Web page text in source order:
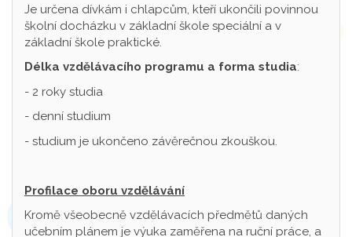
Je určena dívkám i chlapcům, kteří ukončili povinnou
školní docházku v základní škole speciální a v
základní škole praktické.
Délka vzdělávacího programu a forma studia:
- 2 roky studia
- denní studium
- studium je ukončeno závěrečnou zkouškou.
Profilace oboru vzdělávání
Kromě všeobecně vzdělávacích předmětů daných
učebním plánem je výuka zaměřena na ruční práce, a